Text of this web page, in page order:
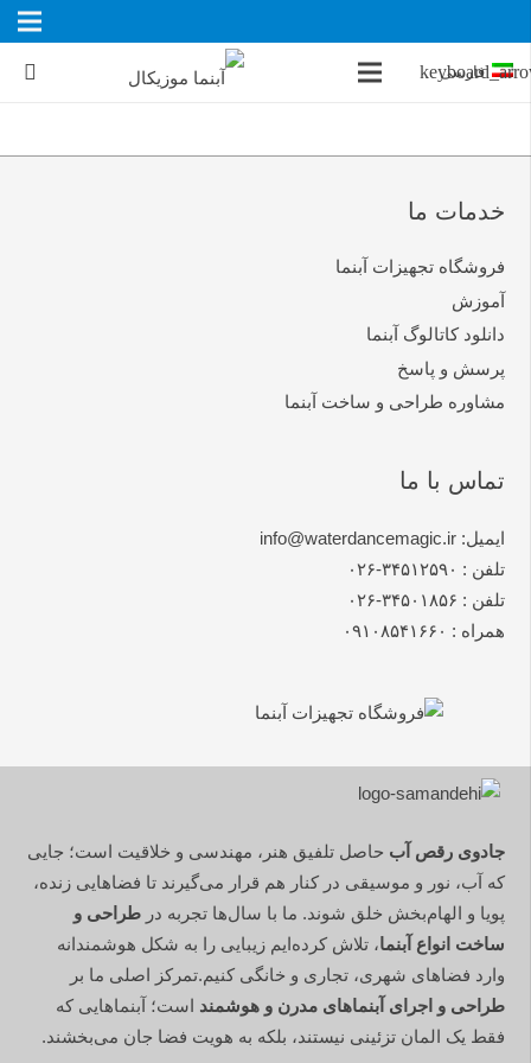
فارسی
خدمات ما
فروشگاه تجهیزات آبنما
آموزش
دانلود کاتالوگ آبنما
پرسش و پاسخ
مشاوره طراحی و ساخت آبنما
تماس با ما
ایمیل: info@waterdancemagic.ir
تلفن : ۳۴۵۱۲۵۹۰-۰۲۶
تلفن : ۳۴۵۰۱۸۵۶-۰۲۶
همراه : ۰۹۱۰۸۵۴۱۶۶۰
جادوی رقص آب حاصل تلفیق هنر، مهندسی و خلاقیت است؛ جایی
که آب، نور و موسیقی در کنار هم قرار می‌گیرند تا فضاهایی زنده،
پویا و الهام‌بخش خلق شوند. ما با سال‌ها تجربه درطراحی و
ساخت انواع آبنما، تلاش کرده‌ایم زیبایی را به شکل هوشمندانه
وارد فضاهای شهری، تجاری و خانگی کنیم.تمرکز اصلی ما بر
طراحی و اجرای آبنماهای مدرن و هوشمند است؛ آبنماهایی که
فقط یک المان تزئینی نیستند، بلکه به هویت فضا جان می‌بخشند.